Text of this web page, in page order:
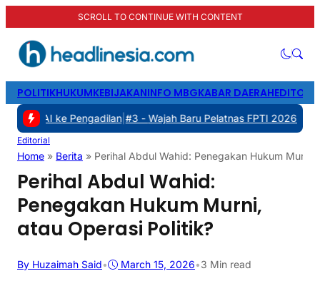
SCROLL TO CONTINUE WITH CONTENT
POLITIKHUKUMKEBIJAKANINFO MBGKABAR DAERAH
KAI ke Pengadilan|#3 -Wajah Baru Pelatnas FPTI 2026:
Editorial
Home » Berita » Perihal Abdul Wahid: Penegakan Hukum Murni,
Perihal Abdul Wahid:
Penegakan Hukum Murni,
atau Operasi Politik?
By Huzaimah Said• March 15, 2026•3 Min read